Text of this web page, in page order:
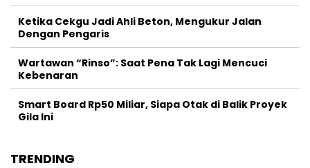
Ketika Cekgu Jadi Ahli Beton, Mengukur Jalan
Dengan Pengaris
Wartawan “Rinso”: Saat Pena Tak Lagi Mencuci
Kebenaran
Smart Board Rp50 Miliar, Siapa Otak di Balik Proyek
Gila Ini
TRENDING